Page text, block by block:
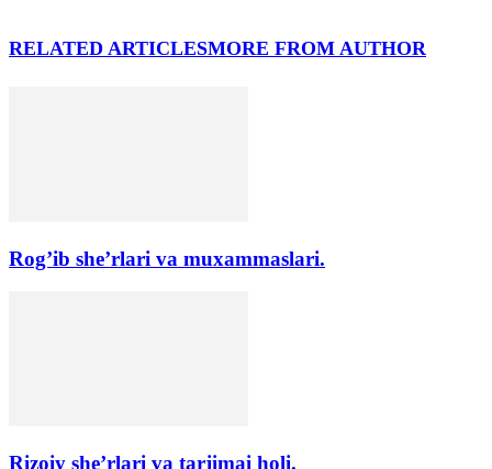
RELATED ARTICLESMORE FROM AUTHOR
Rog’ib she’rlari va muxammaslari.
Rizoiy she’rlari va tarjimai holi.